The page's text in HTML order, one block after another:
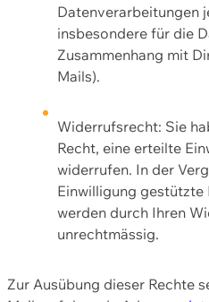
Datenverarbeitungen
insbesondere für die
Zusammenhang mit
Mails).
Widerrufsrecht: Sie
Recht, eine erteilte
widerrufen. In der
Einwilligung
werden durch Ihren
unrechtmässig.
Zur Ausübung dieser Rechte